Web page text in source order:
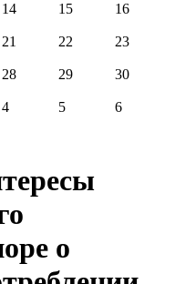
14 15 16
21 22 23
28 29 30
4 5
6
о